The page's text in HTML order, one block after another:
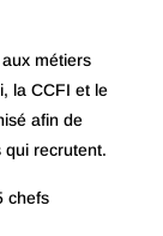
métiers
la CCFI et le
afin de
qui recrutent.
chefs